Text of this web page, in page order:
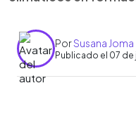
PorSusana Joma
Publicado el 07 de